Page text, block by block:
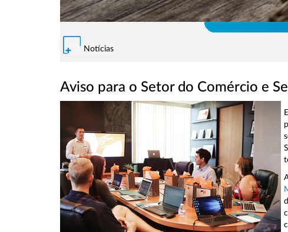
Notícias
Aviso para o Setor do Comércio e